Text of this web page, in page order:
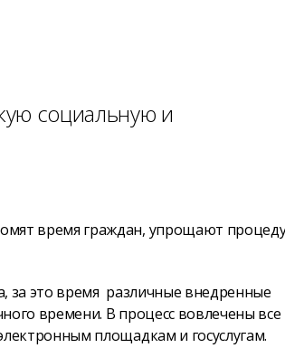
социальную и
время граждан, упрощают
за это время различные внедренные
времени. В процесс вовлечены все
площадкам и госуслугам.